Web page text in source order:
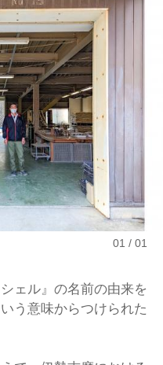
01 01
ェル』の名前の由来を
う意味からつけられた